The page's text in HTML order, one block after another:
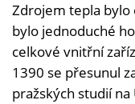
Zdrojem tepla bylo
bylo jednoduché
celkové vnitřní
1390 se přesunul
pražských studií